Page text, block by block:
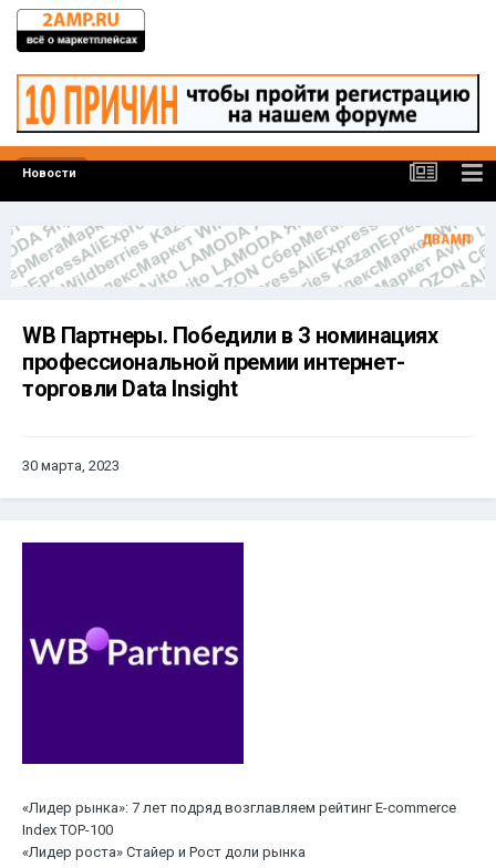
Новости
WB Партнеры. Победили в 3 номинациях
профессиональной премии интернет-
торговли Data Insight
30 марта, 2023
«Лидер рынка»: 7 лет подряд возглавляем рейтинг E-сommerce
Index TOP-100
«Лидер роста» Стайер и Рост доли рынка